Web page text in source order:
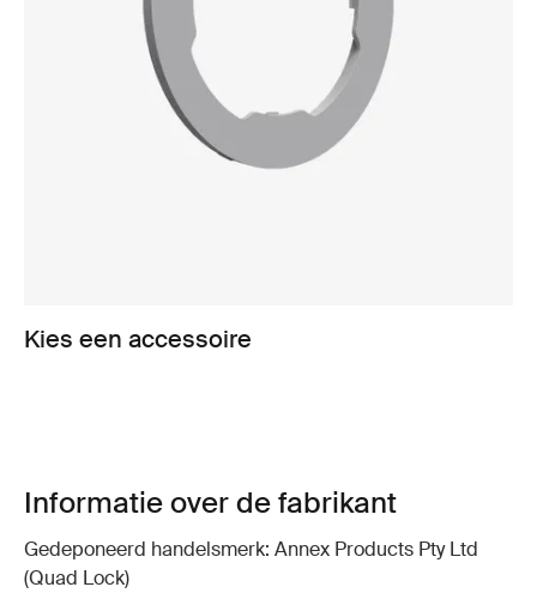
Kies een accessoire
Informatie over de fabrikant
Gedeponeerd handelsmerk: Annex Products Pty Ltd
(Quad Lock)